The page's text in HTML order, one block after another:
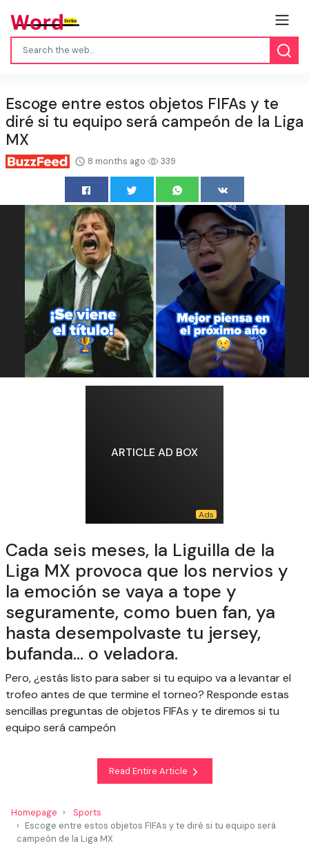
Escoge entre estos objetos FIFAs y te
diré si tu equipo será campeón de la Liga
MX
8 months ago 339
ARTICLE AD BOX
Cada seis meses, la Liguilla de la
Liga MX provoca que los nervios y
la emoción se vaya a tope y
seguramente, como buen fan, ya
hasta desempolvaste tu jersey,
bufanda... o veladora.
Pero, ¿estás listo para saber si tu equipo va a levantar el
trofeo antes de que termine el torneo? Responde estas
sencillas preguntas de objetos FIFAs y te diremos si tu
equipo será campeón
Read Entire Article
Homepage
Sports
Escoge entre estos objetos FIFAs y te diré si tu equipo será
campeón de la Liga MX